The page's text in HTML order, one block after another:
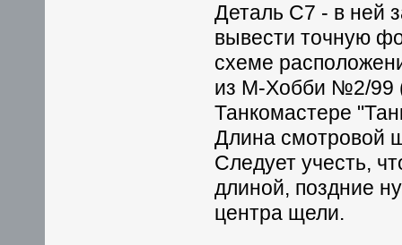
Деталь С7 - в ней
вывести точную
схеме
из М-Хобби №2/99
Танкомастере
Длина смотровой
Следует учесть,
длиной, поздние
центра щели.